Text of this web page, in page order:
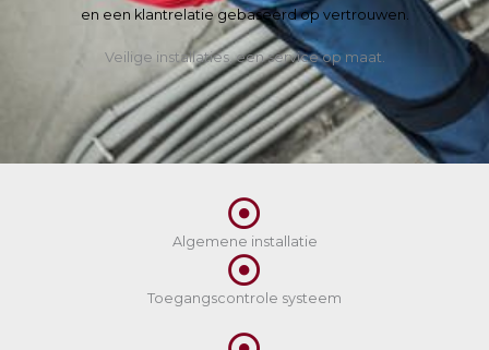
en een klantrelatie gebaseerd op vertrouwen.
Veilige installaties, een service op maat.
Algemene installatie
Toegangscontrole systeem